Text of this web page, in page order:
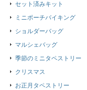
セット済みキット
ミニポーチバイキング
ショルダーバッグ
マルシェバッグ
季節のミニタペストリー
クリスマス
お正月タペストリー